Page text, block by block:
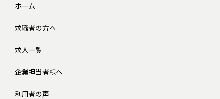
ホーム
求職者の方へ
求人一覧
企業担当者様へ
利用者の声